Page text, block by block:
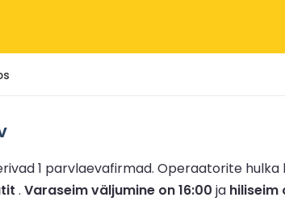
1 parvlaevafirmad. Operaatorite hulka
. Varaseim väljumine on 16:00 ja hiliseim